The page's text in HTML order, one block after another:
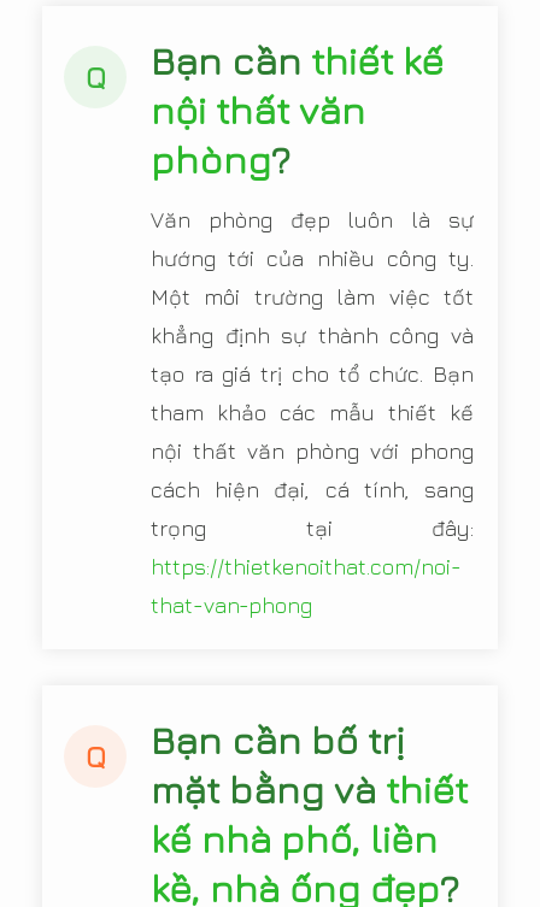
Q Bạn cần thiết kế
nội thất văn
phòng?
Văn phòng đẹp luôn là sự
hướng tới của nhiều công ty.
Một môi trường làm việc tốt
khẳng định sự thành công và
tạo ra giá trị cho tổ chức. Bạn
tham khảo các mẫu thiết kế
nội thất văn phòng với phong
cách hiện đại, cá tính, sang
trọng tại đây:
https://thietkenoithat.com/noi-
that-van-phong
Q
Bạn cần bố trị
mặt bằng và thiết
kế nhà phố, liền
kề, nhà ống đẹp?